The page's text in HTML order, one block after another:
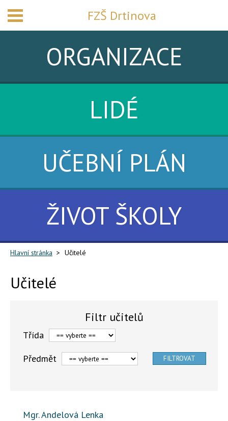
FZŠ Drtinova
ORGANIZACE
LIDÉ
UČEBNÍ PLÁN
ŽIVOT ŠKOLY
Hlavní stránka Učitelé
Učitelé
Filtr učitelů
Třída
Předmět
Mgr. Andelová Lenka